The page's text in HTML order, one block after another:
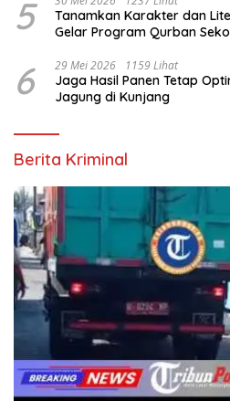
5
Tanamkan Karakter dan
Gelar Program Qurban
6 29 Mei 2026 1159 Lihat
Jaga Hasil Panen Tetap
Jagung di Kunjang
Berita Kriminal